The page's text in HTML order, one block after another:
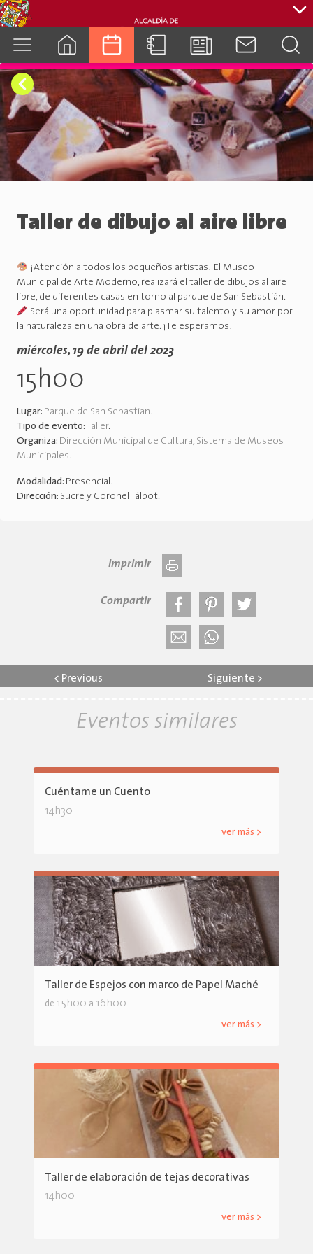
cuenca.gob.ec
Taller de dibujo al aire libre
¡Atención a todos los pequeños artistas! El Museo
Municipal de Arte Moderno, realizará el taller de dibujos al aire
libre, de diferentes casas en torno al parque de San Sebastián.
Será una oportunidad para plasmar su talento y su amor por
la naturaleza en una obra de arte. ¡Te esperamos!
miércoles, 19 de abril del 2023
15h00
Lugar: Parque de San Sebastian.
Tipo de evento: Taller.
Organiza: Dirección Municipal de Cultura, Sistema de Museos
Municipales.
Modalidad: Presencial.
Dirección: Sucre y Coronel Tálbot.
Imprimir
Compartir
< Previous Siguiente >
Eventos similares
Cuéntame un Cuento
14h30
ver más >
Taller de Espejos con marco de Papel Maché
de 15h00 a 16h00
ver más >
Taller de elaboración de tejas decorativas
14h00
ver más >